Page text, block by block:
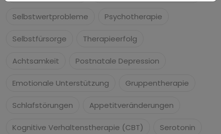
Selbstwertprobleme Psychotherapie
Selbstfürsorge Therapieerfolg
Achtsamkeit Postnatale Depression
Emotionale Unterstützung Gruppentherapie
Schlafstörungen Appetitveränderungen
Kognitive Verhaltenstherapie (CBT) Serotonin